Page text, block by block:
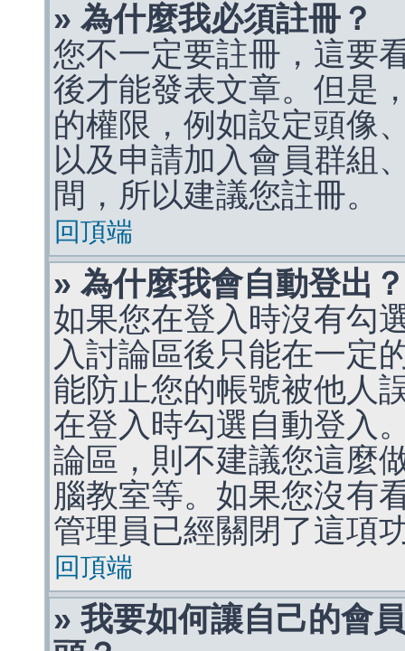
» 為什麼我必須註冊？
您不一定要註冊，這要
後才能發表文章。但是
的權限，例如設定頭像
以及申請加入會員群組
間，所以建議您註冊。
回頂端
» 為什麼我會自動登出？
如果您在登入時沒有勾
入討論區後只能在一定
能防止您的帳號被他人
在登入時勾選自動登入
論區，則不建議您這麼
腦教室等。如果您沒有
管理員已經關閉了這項
回頂端
» 我要如何讓自己的會